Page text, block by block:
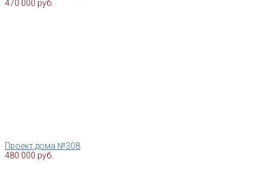
470 000 руб.
Проект дома №308
480 000 руб.